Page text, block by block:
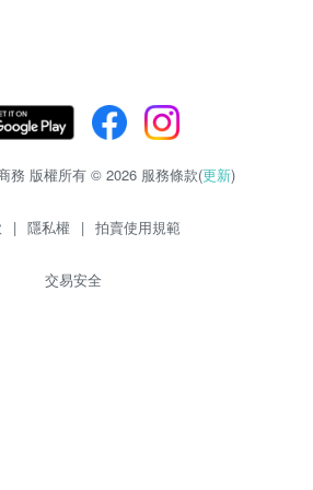
務 版權所有 © 2026 服務條款(更新)
| 隱私權 | 拍賣使用規範
交易安全